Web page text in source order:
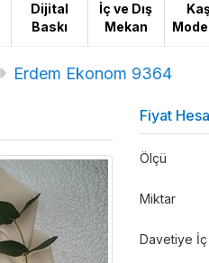
Dijital
Baskı
İç ve Dış
Mekan
Erdem Ekonom 9364
Fiyat
Ölçü
Miktar
Davetiye İç